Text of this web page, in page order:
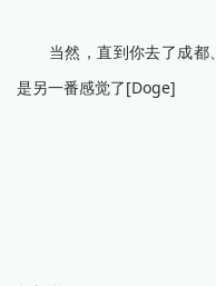
当然，直到你去了成都
是另一番感觉了[Doge]